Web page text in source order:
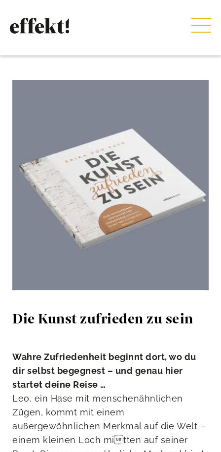
Die Kunst zufrieden zu sein
Wahre Zufriedenheit beginnt dort, wo du
dir selbst begegnest – und genau hier
startet deine Reise …
Leo, ein Hase mit menschenähnlichen
Zügen, kommt mit einem
außergewöhnlichen Merkmal auf die Welt –
einem kleinen Loch mitten auf seiner